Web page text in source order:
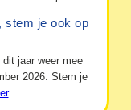
stem je ook op
jaar weer mee
2026. Stem je